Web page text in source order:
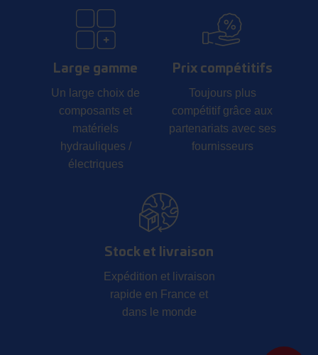
Large gamme
Un large choix de
composants et
matériels
hydrauliques /
électriques
Prix compétitifs
Toujours plus
compétitif grâce aux
partenariats avec ses
fournisseurs
Stock et livraison
Expédition et livraison
rapide en France et
dans le monde